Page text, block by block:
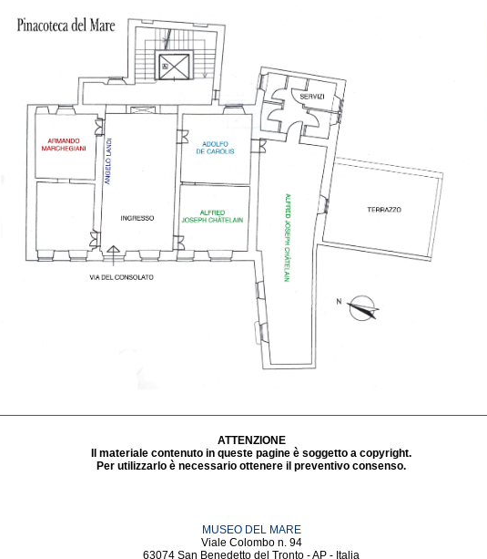
ATTENZIONE
Il materiale contenuto in queste pagine è soggetto a copyright.
Per utilizzarlo è necessario ottenere il preventivo consenso.
MUSEO DEL MARE
Viale Colombo n. 94
63074 San Benedetto del Tronto - AP - Italia